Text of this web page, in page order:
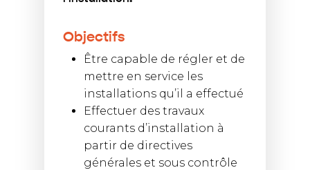
Objectifs
Être capable de régler et de
mettre en service les
installations qu’il a effectué
Effectuer des travaux
courants d’installation à
partir de directives
générales et sous contrôle